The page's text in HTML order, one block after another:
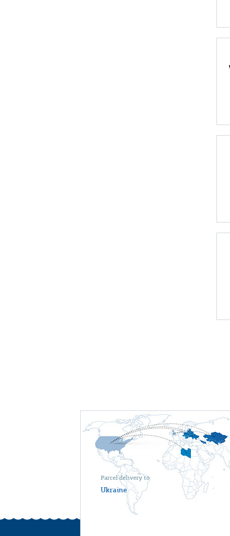
Parcel delivery to
Ukraine